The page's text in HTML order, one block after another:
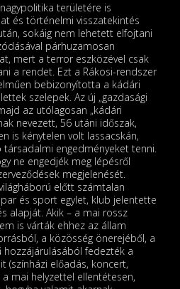
területére is
és történelmi visszatekintés
sokáig nem lehetett elfojtani
párhuzamosan
mert a terror eszközével csak
a rendet. Ezt a Rákosi-rendszer
bebizonyította a kádári
szelepek. Az új „gazdasági
az utólagosan „kádári
nevezett, 56 utáni időszak,
is kénytelen volt lassacskán,
engedményeket tenni.
ne engedjék meg lépésről
megjelenését.
előtt számtalan
és sport egylet, klub jelentette
alapját. Akik – a mai rossz
is várták ehhez az állam
a közösség önerejéből, a
fedezték a
(színházi előadás, koncert,
mai helyzettel ellentétesen,